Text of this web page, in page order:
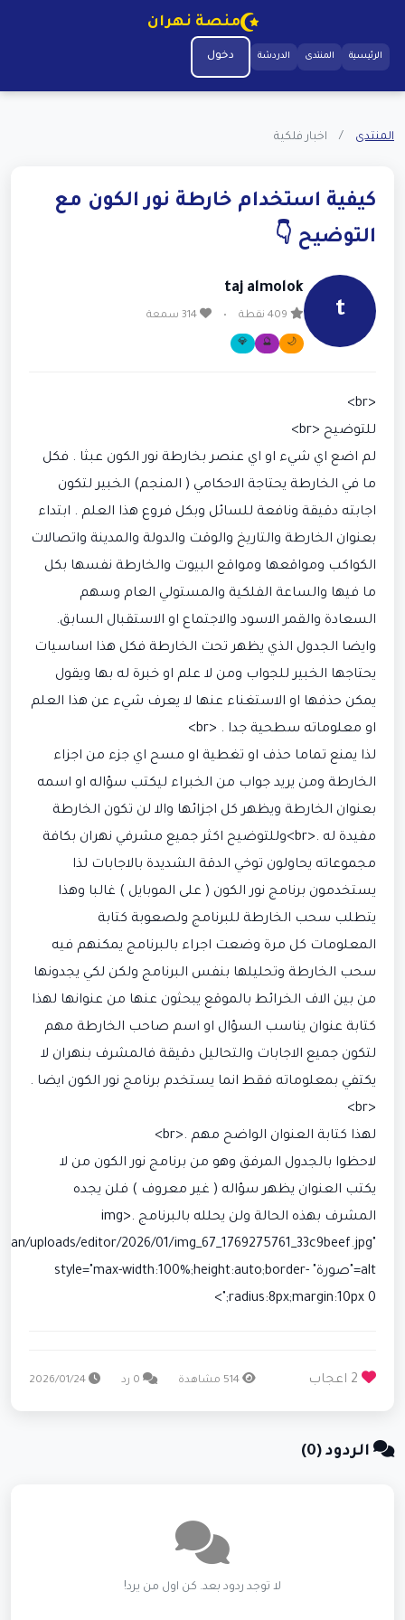
منصة نهران
الرئيسية المنتدى الدردشة دخول
المنتدى / اخبار فلكية
كيفية استخدام خارطة نور الكون مع
التوضيح 👇
t
taj almolok
•
🌙
🔮
💎
<br>
‏للتوضيح <br>
لم اضع اي شيء او اي عنصر بخارطة نور الكون عبثا . فكل
ما في الخارطة يحتاجة الاحكامي ( المنجم) الخبير لتكون
اجابته دقيقة ونافعة للسائل وبكل فروع هذا العلم . ابتداء
بعنوان الخارطة والتاريخ والوقت والدولة والمدينة واتصالات
الكواكب ومواقعها ومواقع البيوت والخارطة نفسها بكل
ما فيها والساعة الفلكية والمستولي العام وسهم
السعادة والقمر الاسود والاجتماع او الاستقبال السابق.
وايضا الجدول الذي يظهر تحت الخارطة فكل هذا اساسيات
يحتاجها الخبير للجواب ومن لا علم او خبرة له بها ويقول
يمكن حذفها او الاستغناء عنها لا يعرف شيء عن هذا العلم
او معلوماته سطحية جدا . <br>
لذا يمنع تماما حذف او تغطية او مسح اي جزء من اجزاء
الخارطة ومن يريد جواب من الخبراء ليكتب سؤاله او اسمه
بعنوان الخارطة ويظهر كل اجزائها والا لن تكون الخارطة
مفيدة له .<br>وللتوضيح اكثر جميع مشرفي نهران بكافة
مجموعاته يحاولون توخي الدقة الشديدة بالاجابات لذا
يستخدمون برنامج نور الكون ( على الموبايل ) غالبا وهذا
يتطلب سحب الخارطة للبرنامج ولصعوبة كتابة
المعلومات كل مرة وضعت اجراء بالبرنامج يمكنهم فيه
سحب الخارطة وتحليلها بنفس البرنامج ولكن لكي يجدونها
من بين الاف الخرائط بالموقع يبحثون عنها من عنوانها لهذا
كتابة عنوان يناسب السؤال او اسم صاحب الخارطة مهم
لتكون جميع الاجابات والتحاليل دقيقة فالمشرف بنهران لا
يكتفي بمعلوماته فقط انما يستخدم برنامج نور الكون ايضا .
<br>
لهذا كتابة العنوان الواضح مهم .<br>
لاحظوا بالجدول المرفق وهو من برنامج نور الكون من لا
يكتب العنوان يظهر سؤاله ( غير معروف ) فلن يجده
المشرف بهذه الحالة ولن يحلله بالبرنامج .<img
uploads/editor/2026/01/img_67_1769275761_33c9beef.jpg"
alt="صورة" style="max-width:100%;height:auto;border-
radius:8px;margin:10px 0;">
الردود (0)
لا توجد ردود بعد. كن اول من يرد!